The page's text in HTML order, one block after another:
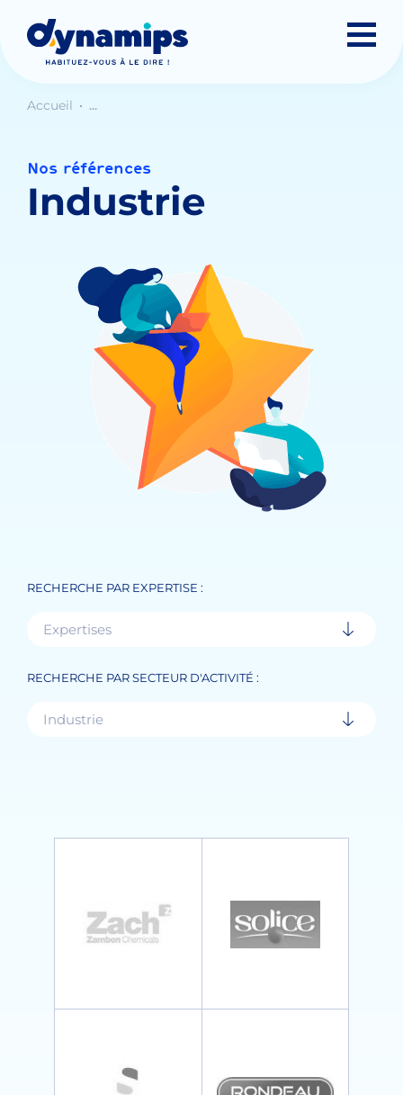
Accueil ...
Nos références
Industrie
RECHERCHE PAR EXPERTISE :
Expertises
RECHERCHE PAR SECTEUR D'ACTIVITÉ :
Industrie